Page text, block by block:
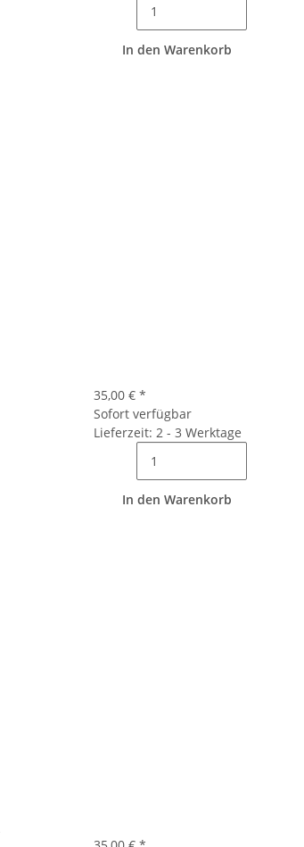
In den Warenkorb
35,00 € *
Sofort verfügbar
Lieferzeit: 2 - 3 Werktage
In den Warenkorb